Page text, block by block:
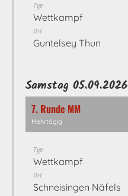
Typ
Wettkampf
Ort
Guntelsey Thun
Samstag 05.09.2026
7. Runde MM
Mehrtägig
Typ
Wettkampf
Ort
Schneisingen Näfels